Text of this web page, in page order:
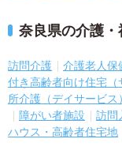
奈良県の介護
訪問介護 介護老人保
付き高齢者向け住宅（
所介護（デイサービス）
障がい者施設
訪問
ハウス・高齢者住宅地